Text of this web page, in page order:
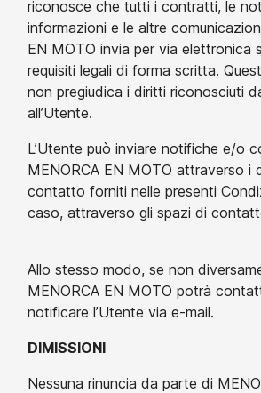
riconosce che tutti i contratti, le
informazioni e le altre
EN MOTO invia per via elettronica
requisiti legali di forma scritta.
non pregiudica i diritti riconosciuti
all’Utente.
L’Utente può inviare notifiche e/o
MENORCA EN MOTO attraverso i
contatto forniti nelle presenti
caso, attraverso gli spazi di
Allo stesso modo, se non
MENORCA EN MOTO potrà
notificare l’Utente via e-mail.
DIMISSIONI
Nessuna rinuncia da parte di